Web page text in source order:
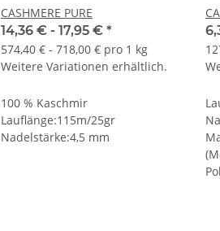
CASHMERE PURE
14,36 € - 17,95 € *
574,40 € - 718,00 € pro 1 kg
Weitere Variationen erhältlich.
100 % Kaschmir
Lauflänge:115m/25gr
Nadelstärke:4,5 mm